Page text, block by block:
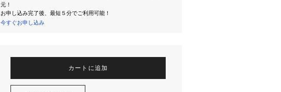
元！
お申し込み完了後、最短５分でご利用可能！
今すぐお申し込み
カートに追加